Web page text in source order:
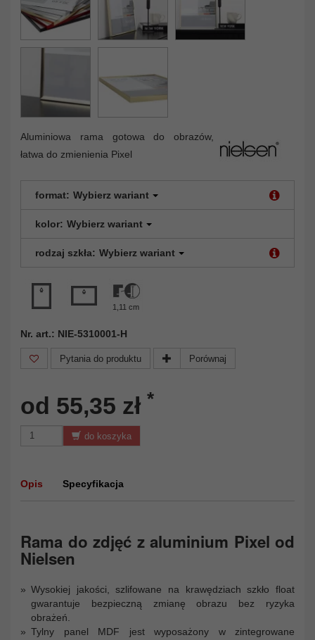
Aluminiowa rama gotowa do obrazów,
łatwa do zmienienia Pixel
format: Wybierz wariant
kolor: Wybierz wariant
rodzaj szkła: Wybierz wariant
1,11 cm
Nr. art.: NIE-5310001-H
Pytania do produktu Porównaj
od 55,35 zł *
do koszyka
Opis Specyfikacja
Rama do zdjęć z aluminium Pixel od
Nielsen
Wysokiej jakości, szlifowane na krawędziach szkło float
gwarantuje bezpieczną zmianę obrazu bez ryzyka
obrażeń.
Tylny panel MDF jest wyposażony w zintegrowane